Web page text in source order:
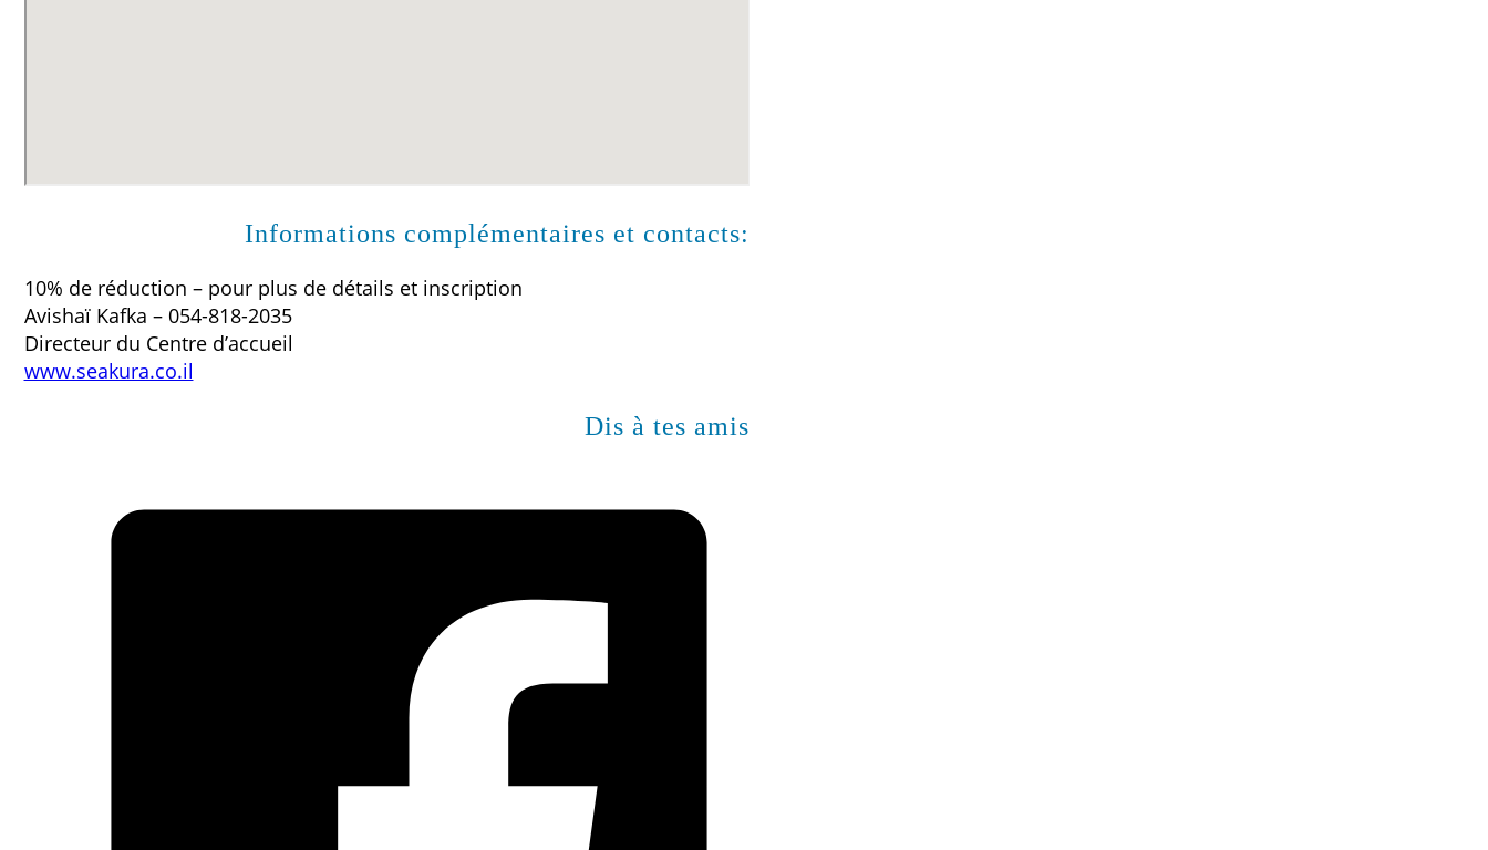
Informations complémentaires et contacts:
10% de réduction – pour plus de détails et inscription
Avishaï Kafka – 054-818-2035
Directeur du Centre d’accueil
www.seakura.co.il
Dis à tes amis